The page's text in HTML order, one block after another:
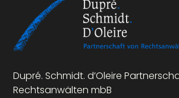
Dupré. Schmidt. d’Oleire
Rechtsanwälten mbB